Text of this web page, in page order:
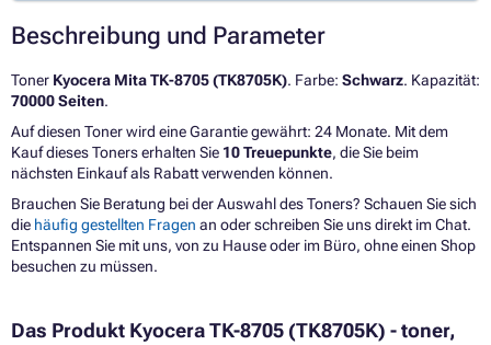
Beschreibung und Parameter
Toner Kyocera Mita TK-8705 (TK8705K). Farbe: Schwarz. Kapazität:
70000 Seiten.
Auf diesen Toner wird eine Garantie gewährt: 24 Monate. Mit dem
Kauf dieses Toners erhalten Sie 10 Treuepunkte, die Sie beim
nächsten Einkauf als Rabatt verwenden können.
Brauchen Sie Beratung bei der Auswahl des Toners? Schauen Sie sich
die häufig gestellten Fragen an oder schreiben Sie uns direkt im Chat.
Entspannen Sie mit uns, von zu Hause oder im Büro, ohne einen Shop
besuchen zu müssen.
Das Produkt Kyocera TK-8705 (TK8705K) - toner,